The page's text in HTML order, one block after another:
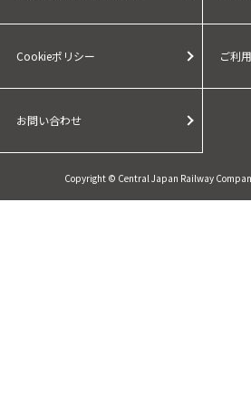
Cookieポリシー ご利
お問い合わせ
Copyright © Central Japan Railway